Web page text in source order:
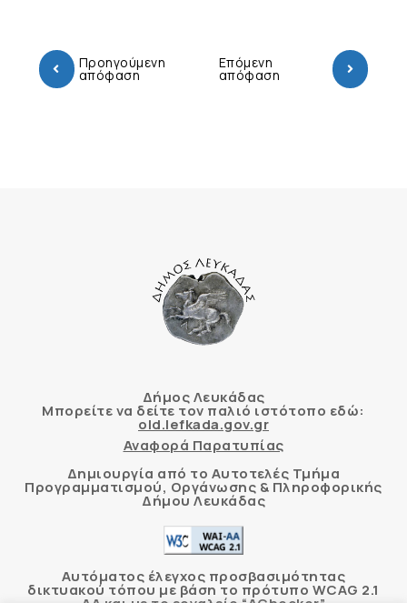
Προηγούμενη
απόφαση
Επόμενη
απόφαση
Δήμος Λευκάδας
Μπορείτε να δείτε τον παλιό ιστότοπο εδώ:
old.lefkada.gov.gr
Αναφορά Παρατυπίας
Δημιουργία από το Αυτοτελές Τμήμα
Προγραμματισμού, Οργάνωσης & Πληροφορικής
Δήμου Λευκάδας
Αυτόματος έλεγχος προσβασιμότητας
δικτυακού τόπου με βάση το πρότυπο WCAG 2.1